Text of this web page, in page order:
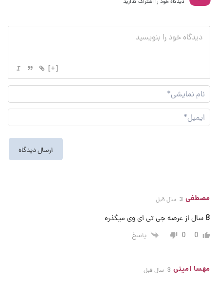
دیدگاه خود را اشتراک گذارید
[+]
نام
مصطفی 3 سال قبل
8 سال از عرصه جی تی ای وی میگذره
0
0 پاسخ
مهسا امینی 3 سال قبل